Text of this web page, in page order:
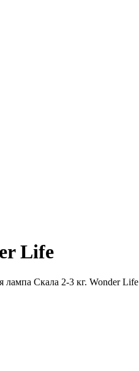
Life
лампа Скала 2-3 кг. Wonder Life